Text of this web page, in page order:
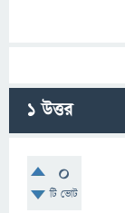
1উত্তর
0
টি ভোট